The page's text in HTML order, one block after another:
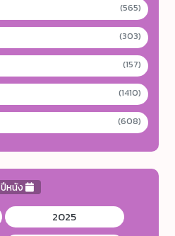
(565)
(303)
(157)
(1410)
(608)
ปีหนัง
2025